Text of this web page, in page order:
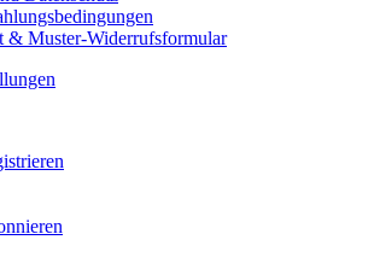
& Muster-Widerrufsformular